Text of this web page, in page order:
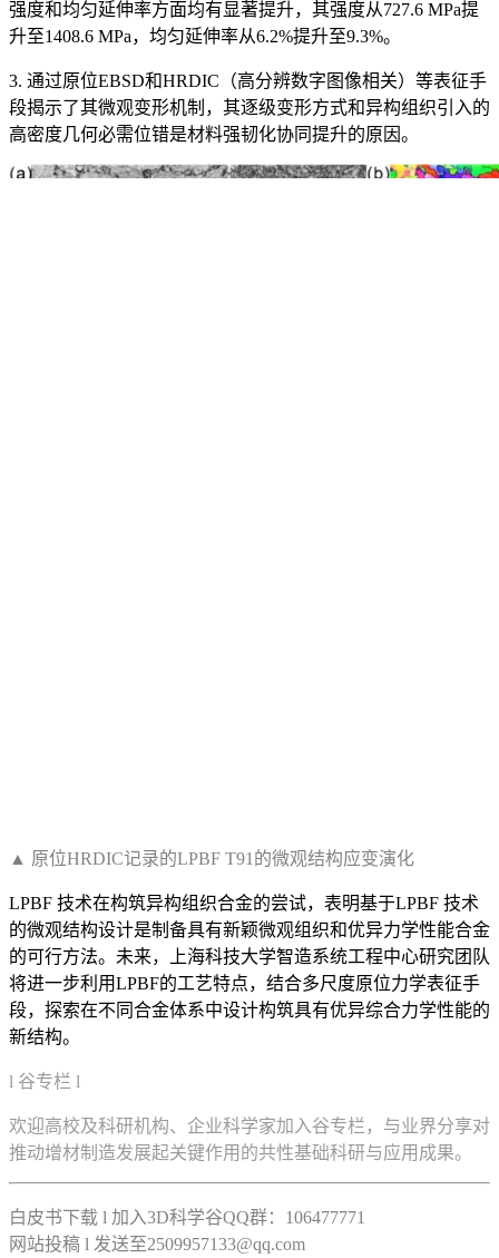
强度和均匀延伸率方面均有显著提升，其强度从727.6 MPa提
升至1408.6 MPa，均匀延伸率从6.2%提升至9.3%。
3. 通过原位EBSD和HRDIC（高分辨数字图像相关）等表征手
段揭示了其微观变形机制，其逐级变形方式和异构组织引入的
高密度几何必需位错是材料强韧化协同提升的原因。
▲ 原位HRDIC记录的LPBF T91的微观结构应变演化
LPBF 技术在构筑异构组织合金的尝试，表明基于LPBF 技术
的微观结构设计是制备具有新颖微观组织和优异力学性能合金
的可行方法。未来，上海科技大学智造系统工程中心研究团队
将进一步利用LPBF的工艺特点，结合多尺度原位力学表征手
段，探索在不同合金体系中设计构筑具有优异综合力学性能的
新结构。
l 谷专栏 l
欢迎高校及科研机构、企业科学家加入谷专栏，与业界分享对
推动增材制造发展起关键作用的共性基础科研与应用成果。
白皮书下载 l 加入3D科学谷QQ群：106477771
网站投稿 l 发送至2509957133@qq.com